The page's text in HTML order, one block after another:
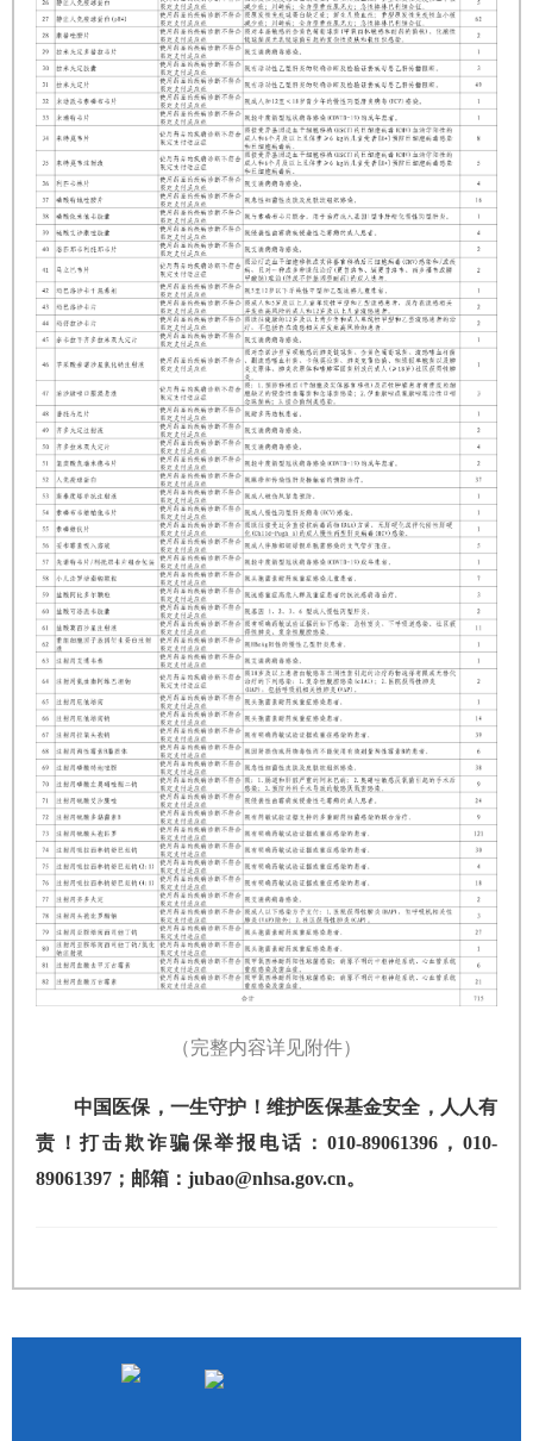
（完整内容详见附件）
中国医保，一生守护！维护医保基金安全，人人有
责！打击欺诈骗保举报电话：010-89061396，010-
89061397；邮箱：jubao@nhsa.gov.cn。